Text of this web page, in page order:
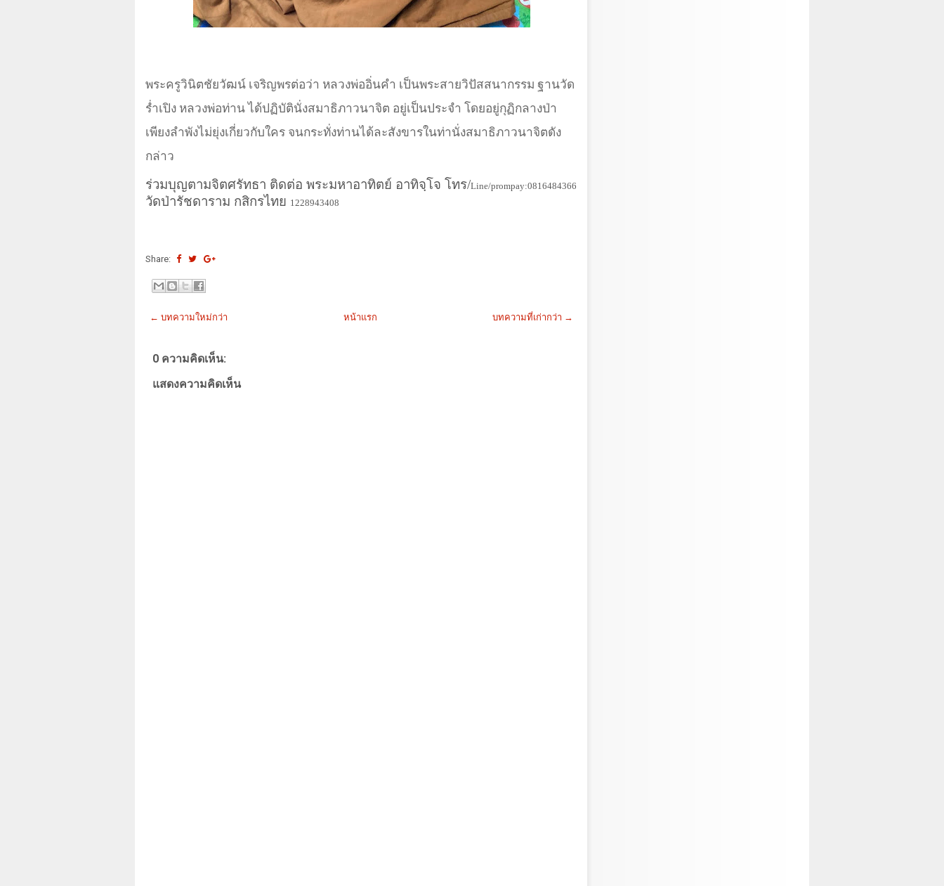
พระครูวินิตชัยวัฒน์ เจริญพรต่อว่า หลวงพ่ออิ่นคำ เป็นพระสายวิปัสสนากรรม ฐานวัด
ร่ำเปิง หลวงพ่อท่าน ได้ปฏิบัตินั่งสมาธิภาวนาจิต อยู่เป็นประจำ โดยอยู่กุฏิกลางป่า
เพียงลำพังไม่ยุ่งเกี่ยวกับใคร จนกระทั่งท่านได้ละสังขารในท่านั่งสมาธิภาวนาจิตดัง
กล่าว
ร่วมบุญตามจิตศรัทธา ติดต่อ พระมหาอาทิตย์ อาทิจฺโจ โทร/Line/prompay:0816484366​
วัดป่ารัชดาราม กสิกรไทย 1228943408
Share:
← บทความใหม่กว่า บทความที่เก่ากว่า →
หน้าแรก
0 ความคิดเห็น:
แสดงความคิดเห็น